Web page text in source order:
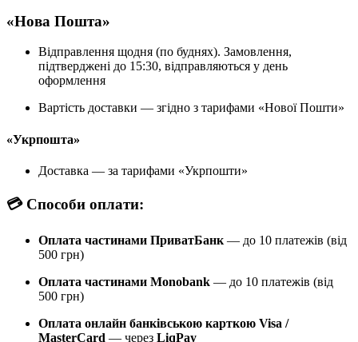
«Нова Пошта»
Відправлення щодня (по буднях). Замовлення,
підтверджені до 15:30, відправляються у день
оформлення
Вартість доставки — згідно з тарифами «Нової Пошти»
«Укрпошта»
Доставка — за тарифами «Укрпошти»
💳 Способи оплати:
Оплата частинами ПриватБанк — до 10 платежів (від
500 грн)
Оплата частинами Monobank — до 10 платежів (від
500 грн)
Оплата онлайн банківською карткою Visa /
MasterCard — через LiqPay